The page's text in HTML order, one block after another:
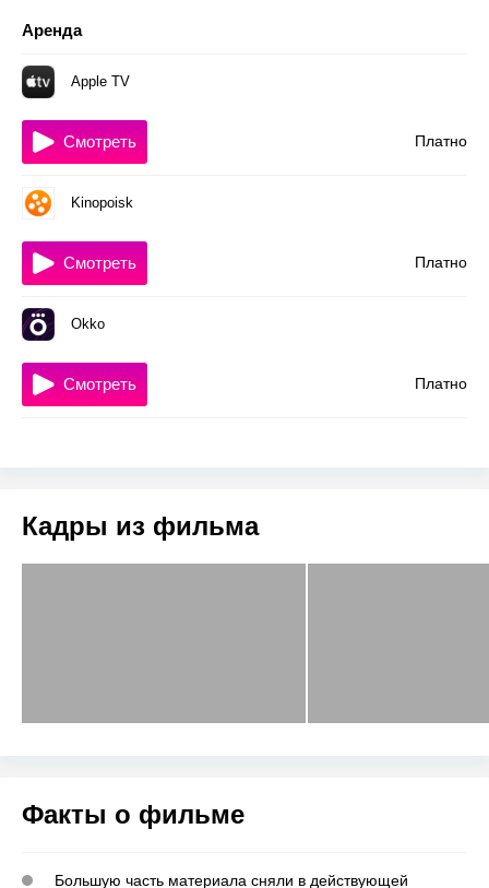
Аренда
Apple TV
Платно
Смотреть
Kinopoisk
Платно
Смотреть
Okko
Платно
Смотреть
Кадры из фильма
Факты о фильме
Большую часть материала сняли в действующей